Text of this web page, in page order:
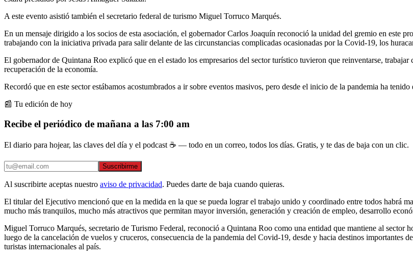
A este evento asistió también el secretario federal de turismo Miguel Torruco Marqués.
En un mensaje dirigido a los socios de esta asociación, el gobernador Carlos Joaquín reconoció la unidad del gremio en este
trabajando con la iniciativa privada para salir delante de las circunstancias complicadas ocasionadas por la Covid-19, los
El gobernador de Quintana Roo explicó que en el estado los empresarios del sector turístico tuvieron que reinventarse,
recuperación de la economía.
Recordó que en este sector estábamos acostumbrados a ir sobre eventos masivos, pero desde el inicio de la pandemia ha
📰 Tu edición de hoy
Recibe el periódico de mañana a las 7:00 am
El diario para hojear, las claves del día y el podcast ☕ — todo en un correo, todos los días. Gratis, y te das de baja con un clic.
Suscribirme
Al suscribirte aceptas nuestro aviso de privacidad. Puedes darte de baja cuando quieras.
El titular del Ejecutivo mencionó que en la medida en la que se pueda lograr el trabajo unido y coordinado entre todos habrá
mucho más tranquilos, mucho más atractivos que permitan mayor inversión, generación y creación de empleo, desarrollo
Miguel Torruco Marqués, secretario de Turismo Federal, reconoció a Quintana Roo como una entidad que mantiene al sector
luego de la cancelación de vuelos y cruceros, consecuencia de la pandemia del Covid-19, desde y hacia destinos importantes
turistas internacionales al país.